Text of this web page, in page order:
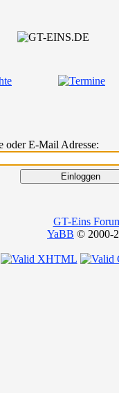
oder E-Mail Adresse:
GT-Eins
YaBB © 2000-